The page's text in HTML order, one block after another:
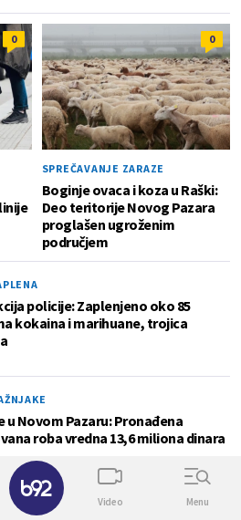
0 0
SPREČAVANJE ZARAZE
Boginje ovaca i koza u Raški:
Deo teritorije Novog Pazara
proglašen ugroženim
područjem
policije: Zaplenjeno oko 85
kokaina i marihuane, trojica
u Novom Pazaru: Pronađena
roba vredna 13,6 miliona dinara
Video Menu
✕